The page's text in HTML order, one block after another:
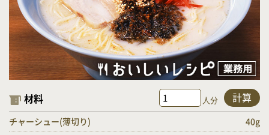
材料 人分 計算
チャーシュー(薄切り) 40g